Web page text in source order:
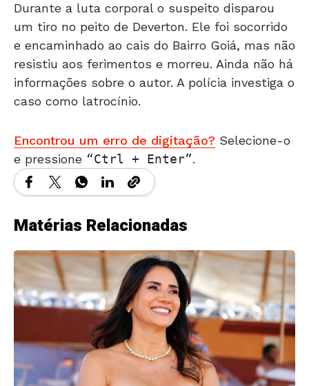
Durante a luta corporal o suspeito disparou
um tiro no peito de Deverton. Ele foi socorrido
e encaminhado ao cais do Bairro Goiá, mas não
resistiu aos ferimentos e morreu. Ainda não há
informações sobre o autor. A polícia investiga o
caso como latrocínio.
Encontrou um erro de digitação? Selecione-o
e pressione
Ctrl + Enter .
Matérias Relacionadas